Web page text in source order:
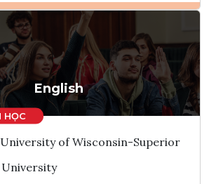
Ghi danh
Tham vấn Interlink
English
University of Wisconsin-Superior
University